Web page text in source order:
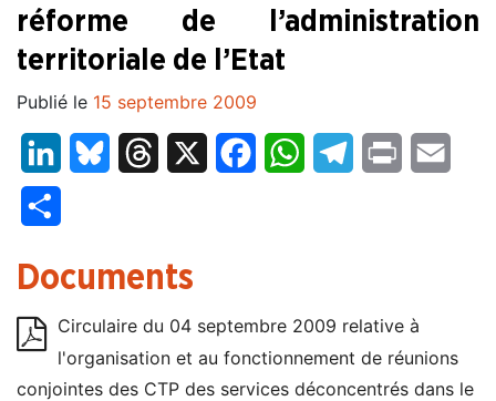
réforme de l’administration
territoriale de l’Etat
Publié le 15 septembre 2009
LinkedInBluesky Threads FacebookWhatsAppTelegram
Print
Documents
Circulaire du 04 septembre 2009 relative à
l'organisation et au fonctionnement de réunions
conjointes des CTP des services déconcentrés dans le